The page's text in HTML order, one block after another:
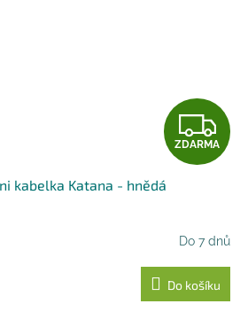
Z
D
R
M
A
ZDARMA
kabelka Katana - hnědá
Do 7 dnů
Do košíku